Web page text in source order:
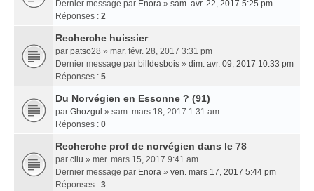
Dernier message par Enora » sam. avr. 22, 2017 5:25 pm
Réponses : 2
Recherche huissier
par patso28 » mar. févr. 28, 2017 3:31 pm
Dernier message par billdesbois » dim. avr. 09, 2017 10:33 pm
Réponses : 5
Du Norvégien en Essonne ? (91)
par Ghozgul » sam. mars 18, 2017 1:31 am
Réponses : 0
Recherche prof de norvégien dans le 78
par cilu » mer. mars 15, 2017 9:41 am
Dernier message par Enora » ven. mars 17, 2017 5:44 pm
Réponses : 3